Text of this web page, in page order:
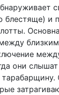
блестяще) и
они